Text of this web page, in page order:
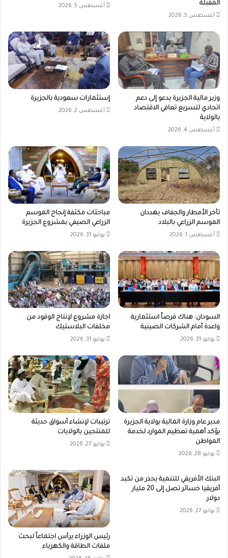
المقبلة
أغسطس 5, 2026
أغسطس 5, 2026
وزير مالية الجزيرة يدعو إلى دعم
اتحادي لتسريع تعافي الاقتصاد
بالولاية
أغسطس 4, 2026
إستثمارات سعودية بالجزيرة
أغسطس 2, 2026
تأخر الأمطار والجفاف يهددان
الموسم الزراعي بالبلاد
أغسطس 1, 2026
مباحثات مكثفة إنجاح الموسم
الزراعي الصيفي بمشروع الجزيرة
يوليو 31, 2026
السودان: هناك فرصاً استثمارية
واعدة أمام الشركات الصينية
يوليو 31, 2026
اجازة مشروع لإنتاج الوقود من
مخلفات البلاستيك
يوليو 31, 2026
مدير عام وزارة المالية بولاية الجزيرة
يؤكد أهمية تعظيم الموارد لخدمة
المواطن
يوليو 28, 2026
ترتيبات لإنشاء أسواق حديثة
للمنتجين بالولايات
يوليو 27, 2026
البنك الأفريقي للتنمية يحذر من تكبد
أفريقيا خسائر تصل إلى 20 مليار
دولار
يوليو 27, 2026
رئيس الوزراء يرأس اجتماعاً لبحث
ملفات الطاقة والكهرباء